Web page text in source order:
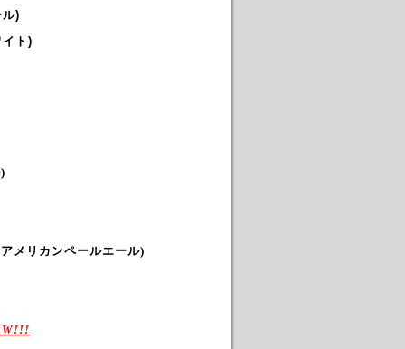
)
ト)
メリカンペールエール)